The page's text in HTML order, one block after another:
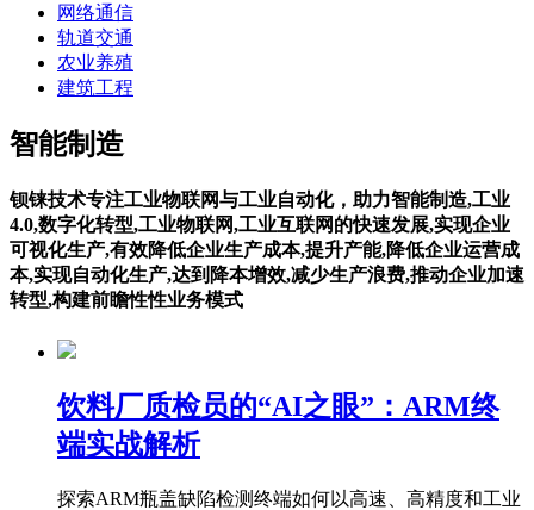
网络通信
轨道交通
农业养殖
建筑工程
智能制造
钡铼技术专注工业物联网与工业自动化，助力智能制造,工业
4.0,数字化转型,工业物联网,工业互联网的快速发展,实现企业
可视化生产,有效降低企业生产成本,提升产能,降低企业运营成
本,实现自动化生产,达到降本增效,减少生产浪费,推动企业加速
转型,构建前瞻性性业务模式
饮料厂质检员的“AI之眼”：ARM终
端实战解析
探索ARM瓶盖缺陷检测终端如何以高速、高精度和工业